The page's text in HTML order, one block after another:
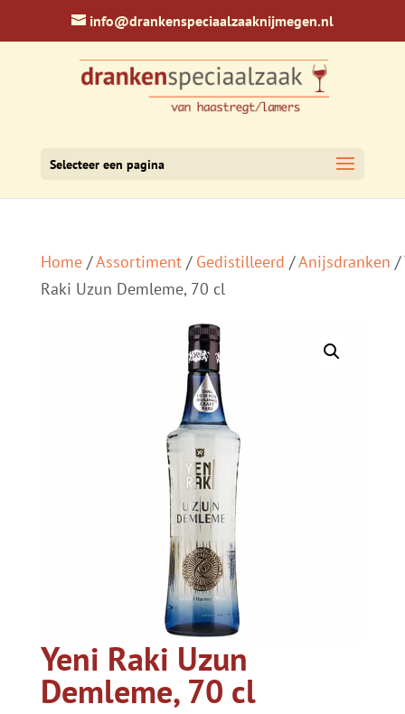
info@drankenspeciaalzaaknijmegen.nl
Selecteer een pagina
Home/Assortiment/ Gedistilleerd /Anijsdranken /
Raki Uzun Demleme, 70 cl
Yeni Raki Uzun
Demleme, 70 cl